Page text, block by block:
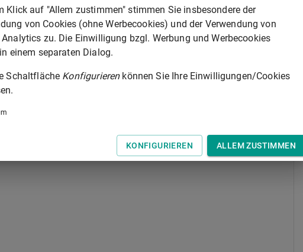
§ 152
Tastatur zur Navigation zwischen Normen.
Klick auf "Allem zustimmen" stimmen Sie insbesondere der
von Cookies (ohne Werbecookies) und der Verwendung von
Analytics zu. Die Einwilligung bzgl. Werbung und Werbecookies
einem separaten Dialog.
Schaltfläche Konfigurierenkönnen Sie Ihre Einwilligungen/Cookies
KONFIGURIEREN ALLEM ZUSTIMMEN